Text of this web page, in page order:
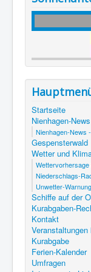
Startseite
Nienhagen-News
Nienhagen-News
Gespensterwald
Wetter und
Niederschlags-
Unwetter-Warnung
Schiffe auf der
Kurabgaben-
Kontakt
Kurabgabe
Ferien-Kalender
Umfragen